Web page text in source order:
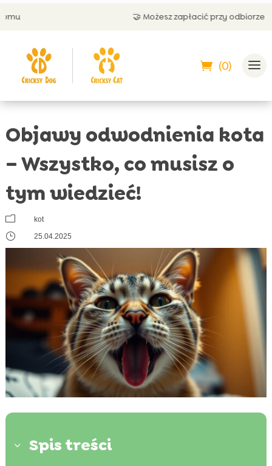
🤝 Możesz zapłacić przy odbiorze
(0)
Objawy odwodnienia kota
– Wszystko, co musisz o
tym wiedzieć!
m kot
} 25.04.2025
3 Spis treści